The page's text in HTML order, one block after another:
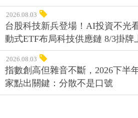
2026.08.03
台股科技新兵登場！AI投資不光
動式ETF布局科技供應鏈 8/3掛牌
2026.08.03
指數創高但雜音不斷，2026下半
家點出關鍵：分散不是口號